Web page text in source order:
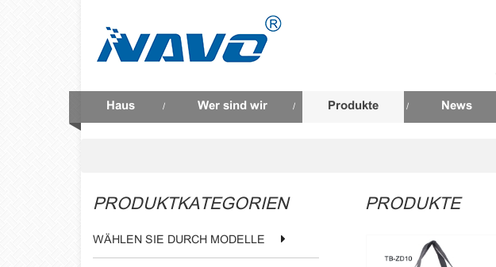
Haus / Wer sind wir / Produkte / News
PRODUKTKATEGORIEN
WÄHLEN SIE DURCH MODELLE
PRODUKTE